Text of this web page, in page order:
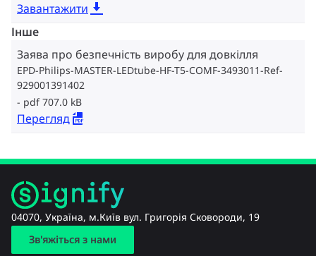
Завантажити
Інше
Заява про безпечність виробу для довкілля
EPD-Philips-MASTER-LEDtube-HF-T5-COMF-3493011-Ref-
929001391402
pdf 707.0 kB
Перегляд
04070, Україна, м.Київ вул. Григорія Сковороди, 19
Зв'яжіться з нами